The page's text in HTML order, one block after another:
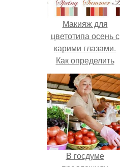
Макияж для
цветотипа осень с
карими глазами.
Как определить
цветотип своей
внешности.
В госдуме